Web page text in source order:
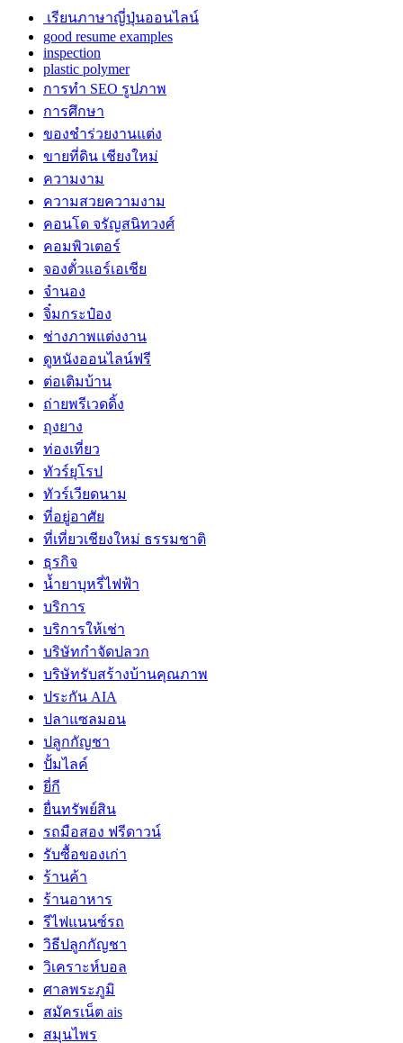
เรียนภาษาญี่ปุ่นออนไลน์
good resume examples
inspection
plastic polymer
การทำ SEO รูปภาพ
การศึกษา
ของชำร่วยงานแต่ง
ขายที่ดิน เชียงใหม่
ความงาม
ความสวยความงาม
คอนโด จรัญสนิทวงศ์
คอมพิวเตอร์
จองตั๋วแอร์เอเชีย
จำนอง
จิ๋มกระป๋อง
ช่างภาพแต่งงาน
ดูหนังออนไลน์ฟรี
ต่อเติมบ้าน
ถ่ายพรีเวดดิ้ง
ถุงยาง
ท่องเที่ยว
ทัวร์ยุโรป
ทัวร์เวียดนาม
ที่อยู่อาศัย
ที่เที่ยวเชียงใหม่ ธรรมชาติ
ธุรกิจ
น้ำยาบุหรี่ไฟฟ้า
บริการ
บริการให้เช่า
บริษัทกำจัดปลวก
บริษัทรับสร้างบ้านคุณภาพ
ประกัน AIA
ปลาแซลมอน
ปลูกกัญชา
ปั้มไลค์
ยี่กี
ยื่นทรัพย์สิน
รถมือสอง ฟรีดาวน์
รับซื้อของเก่า
ร้านค้า
ร้านอาหาร
รีไฟแนนซ์รถ
วิธีปลูกกัญชา
วิเคราะห์บอล
ศาลพระภูมิ
สมัครเน็ต ais
สมุนไพร